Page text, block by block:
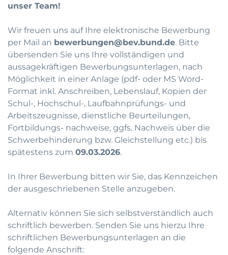
unser Team!
Wir freuen uns auf Ihre elektronische Bewerbung
per Mail an bewerbungen@bev.bund.de. Bitte
übersenden Sie uns Ihre vollständigen und
aussagekräftigen Bewerbungsunterlagen, nach
Möglichkeit in einer Anlage (pdf- oder MS Word-
Format inkl. Anschreiben, Lebenslauf, Kopien der
Schul-, Hochschul-, Laufbahnprüfungs- und
Arbeitszeugnisse, dienstliche Beurteilungen,
Fortbildungs- nachweise, ggfs. Nachweis über die
Schwerbehinderung bzw. Gleichstellung etc.) bis
spätestens zum 09.03.2026.
In Ihrer Bewerbung bitten wir Sie, das Kennzeichen
der ausgeschriebenen Stelle anzugeben.
Alternativ können Sie sich selbstverständlich auch
schriftlich bewerben. Senden Sie uns hierzu Ihre
schriftlichen Bewerbungsunterlagen an die
folgende Anschrift: